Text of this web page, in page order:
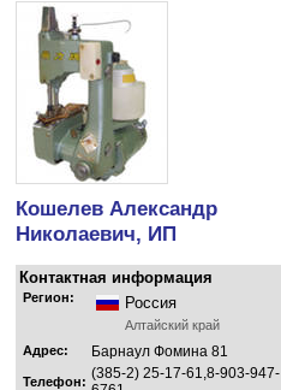
Кошелев Александр
Николаевич, ИП
Контактная информация
Регион: Россия
Алтайский край
Адрес:
Барнаул Фомина 81
Телефон: (385-2) 25-17-61,8-903-947-